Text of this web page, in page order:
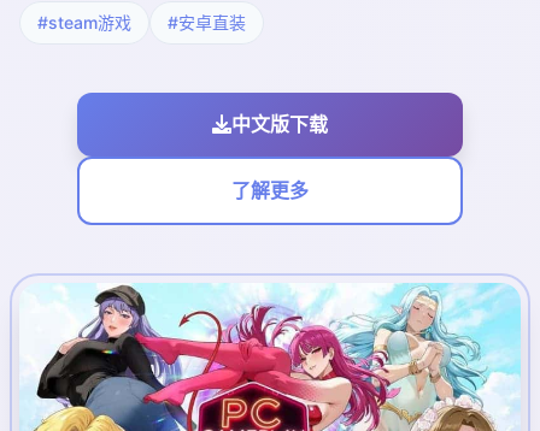
#steam游戏 #安卓直装
中文版下载
了解更多